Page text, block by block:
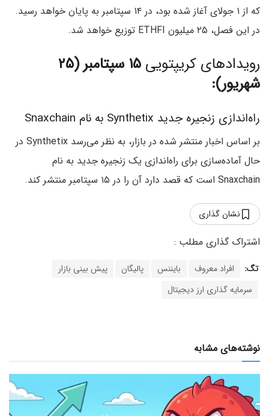
که از ۱ جولای آغاز شده بود، در ۱۴ سپتامبر به پایان خواهد رسید.
در این فصل، ۲۵ میلیون ETHFI توزیع خواهد شد.
رویدادهای کریپتویی
۱۵ سپتامبر (۲۵
شهریور):
راه‌اندازی زنجیره جدید Synthetix به نام Snaxchain
بر اساس اخبار منتشر شده در بازار، به نظر می‌رسد Synthetix در
حال آماده‌سازی برای راه‌اندازی یک زنجیره جدید به نام
Snaxchain است که قصد دارد آن را در ۱۵ سپتامبر منتشر کند.
نشان گذاری
تگ: افراد معروف بایننس پالیگان
پیش بینی بازار
سرمایه گذاری ارز دیجیتال
نوشته‌های مشابه